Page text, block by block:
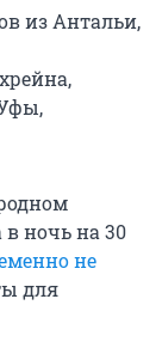
из Антальи,
в ночь на 30
не
для